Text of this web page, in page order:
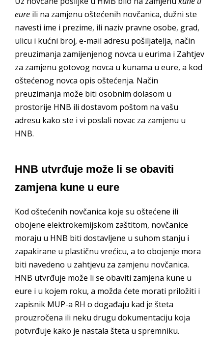
eure ili na zamjenu oštećenih novčanica, dužni ste
navesti ime i prezime, ili naziv pravne osobe, grad,
ulicu i kućni broj, e-mail adresu pošiljatelja, način
preuzimanja zamijenjenog novca u eurima i Zahtjev
za zamjenu gotovog novca u kunama u eure, a kod
oštećenog novca opis oštećenja. Način
preuzimanja može biti osobnim dolasom u
prostorije HNB ili dostavom poštom na vašu
adresu kako ste i vi poslali novac za zamjenu u
HNB.
HNB utvrđuje može li se obaviti
zamjena kune u eure
Kod oštećenih novčanica koje su oštećene ili
obojene elektrokemijskom zaštitom, novčanice
moraju u HNB biti dostavljene u suhom stanju i
zapakirane u plastičnu vrećicu, a to obojenje mora
biti navedeno u zahtjevu za zamjenu novčanica.
HNB utvrđuje može li se obaviti zamjena kune u
eure i u kojem roku, a možda ćete morati priložiti i
zapisnik MUP-a RH o događaju kad je šteta
prouzročena ili neku drugu dokumentaciju koja
potvrđuje kako je nastala šteta u spremniku.